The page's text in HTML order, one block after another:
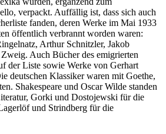
verpackt. Auffällig ist, dass sich auch
fanden, deren Werke im Mai 1933
öffentlich verbrannt worden waren:
Arthur Schnitzler, Jakob
Auch Bücher des emigrierten
der Liste sowie Werke von Gerhart
deutschen Klassiker waren mit Goethe,
Shakespeare und Oscar Wilde standen
Gorki und Dostojewski für die
und Strindberg für die